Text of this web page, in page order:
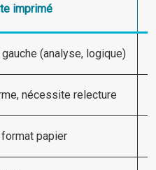
imprimé
(analyse, logique)
nécessite relecture
papier